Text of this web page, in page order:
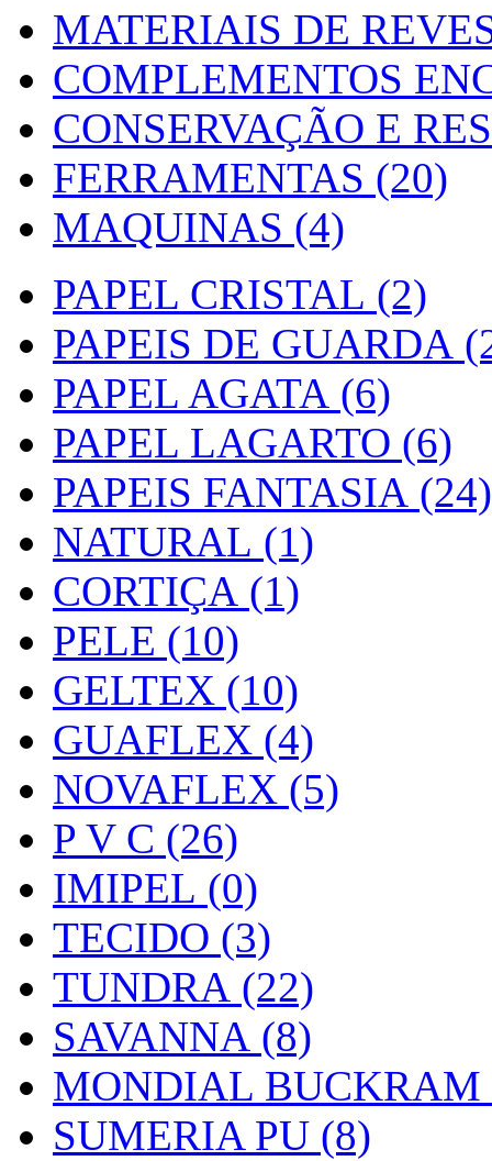
MATERIAIS DE
COMPLEMENTOS
CONSERVAÇÃO E
FERRAMENTAS (20)
MAQUINAS (4)
PAPEL CRISTAL (2)
PAPEIS DE GUARDA
PAPEL AGATA (6)
PAPEL LAGARTO (6)
PAPEIS FANTASIA (24)
NATURAL (1)
CORTIÇA (1)
PELE (10)
GELTEX (10)
GUAFLEX (4)
NOVAFLEX (5)
P V C (26)
IMIPEL (0)
TECIDO (3)
TUNDRA (22)
SAVANNA (8)
MONDIAL BUCKRAM
SUMERIA PU (8)